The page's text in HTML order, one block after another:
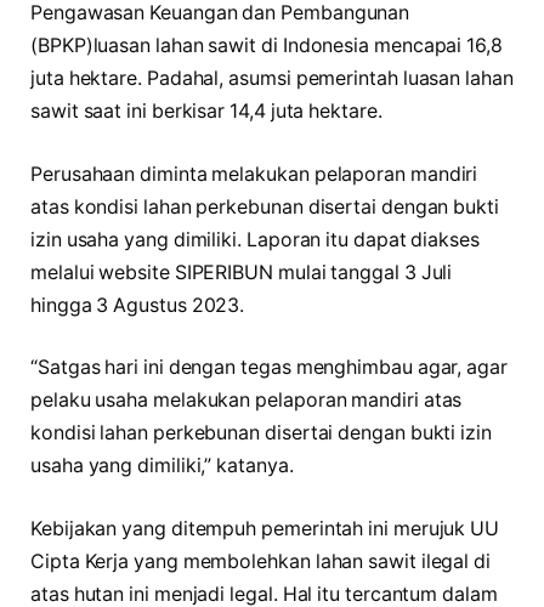
Pengawasan Keuangan dan Pembangunan
(BPKP)luasan lahan sawit di Indonesia mencapai 16,8
juta hektare. Padahal, asumsi pemerintah luasan lahan
sawit saat ini berkisar 14,4 juta hektare.
Perusahaan diminta melakukan pelaporan mandiri
atas kondisi lahan perkebunan disertai dengan bukti
izin usaha yang dimiliki. Laporan itu dapat diakses
melalui website SIPERIBUN mulai tanggal 3 Juli
hingga 3 Agustus 2023.
“Satgas hari ini dengan tegas menghimbau agar, agar
pelaku usaha melakukan pelaporan mandiri atas
kondisi lahan perkebunan disertai dengan bukti izin
usaha yang dimiliki,” katanya.
Kebijakan yang ditempuh pemerintah ini merujuk UU
Cipta Kerja yang membolehkan lahan sawit ilegal di
atas hutan ini menjadi legal. Hal itu tercantum dalam